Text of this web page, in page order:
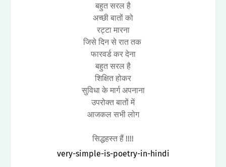
बहुत सरल है
अच्छी बातों को
रट्टा मारना
जिसे दिन से रात तक
फारवर्ड कर देना
बहुत सरल है
शिक्षित होकर
सुविधा के मार्ग अपनाना
उपरोक्त बातों में
आजकल सभी लोग
सिद्धहस्त हैं !!!!
very-simple-is-poetry-in-hindi